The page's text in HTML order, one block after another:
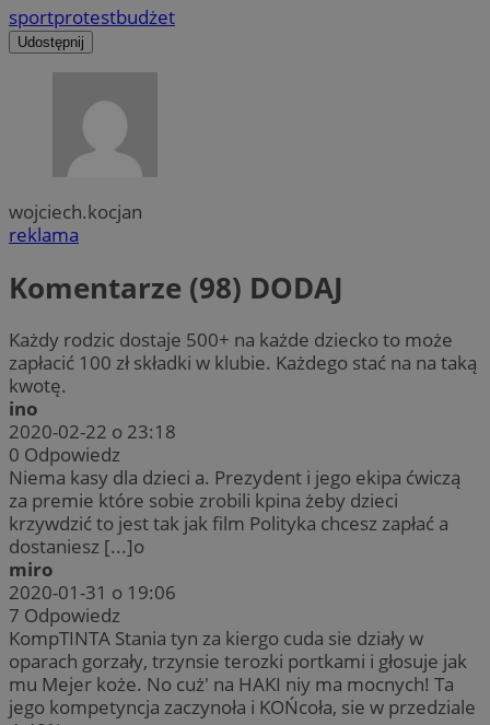
sportprotestbudżet
Udostępnij
wojciech.kocjan
reklama
Komentarze (98) DODAJ
Każdy rodzic dostaje 500+ na każde dziecko to może
zapłacić 100 zł składki w klubie. Każdego stać na na taką
kwotę.
ino
2020-02-22 o 23:18
0 Odpowiedz
Niema kasy dla dzieci a. Prezydent i jego ekipa ćwiczą
za premie które sobie zrobili kpina żeby dzieci
krzywdzić to jest tak jak film Polityka chcesz zapłać a
dostaniesz [...]o
miro
2020-01-31 o 19:06
7 Odpowiedz
KompTINTA Stania tyn za kiergo cuda sie działy w
oparach gorzały, trzynsie terozki portkami i głosuje jak
mu Mejer koże. No cuż' na HAKI niy ma mocnych! Ta
jego kompetyncja zaczynoła i KOŃcoła, sie w przedziale